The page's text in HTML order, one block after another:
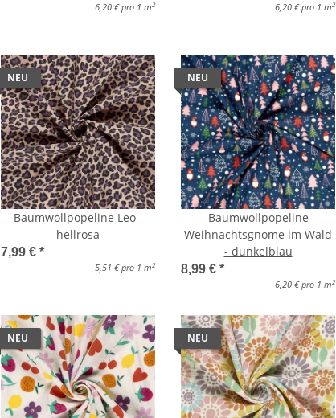
6,20 € pro 1 m2 6,20 € pro 1 m2
NEU
Baumwollpopeline Leo -
hellrosa
7,99 € *
5,51 € pro 1 m2
NEU
Baumwollpopeline
Weihnachtsgnome im Wald
- dunkelblau
8,99 € *
6,20 € pro 1 m2
NEU NEU